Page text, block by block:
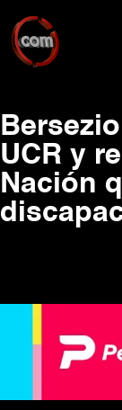
UCR y
Nación